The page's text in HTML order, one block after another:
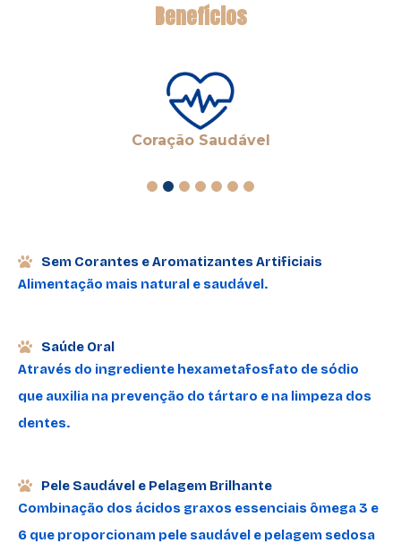
Benefícios
Coração Saudável
4 5 6 7
Sem Corantes e Aromatizantes Artificiais
Alimentação mais natural e saudável.
Saúde Oral
Através do ingrediente hexametafosfato de sódio
que auxilia na prevenção do tártaro e na limpeza dos
dentes.
Pele Saudável e Pelagem Brilhante
Combinação dos ácidos graxos essenciais ômega 3 e
6 que proporcionam pele saudável e pelagem sedosa